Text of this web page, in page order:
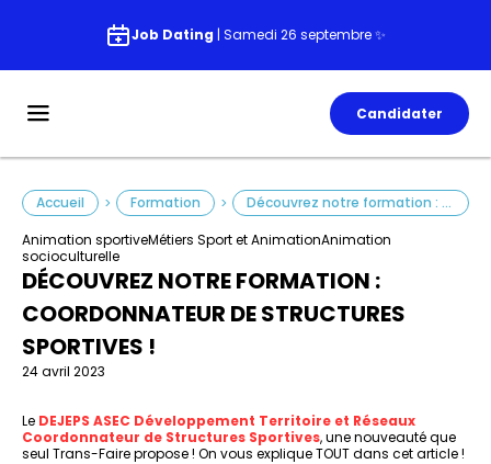
Job Dating | Samedi 26 septembre ✨
Candidater
Animation sportiveMétiers Sport et AnimationAnimation
socioculturelle
Accueil > Formation > Découvrez notre formation : Coordonnateur de Structures Sportives !
DÉCOUVREZ NOTRE FORMATION :
COORDONNATEUR DE STRUCTURES
SPORTIVES !
24 avril 2023
Le DEJEPS ASEC Développement Territoire et Réseaux
Coordonnateur de Structures Sportives, une nouveauté que
seul Trans-Faire propose ! On vous explique TOUT dans cet article !